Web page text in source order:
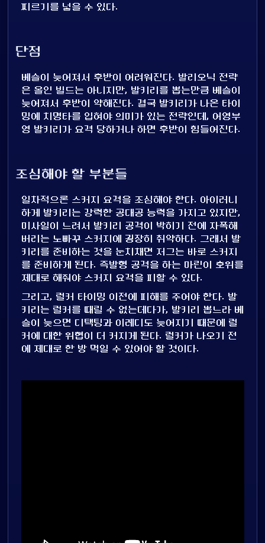
찌르기를 넣을 수 있다.
단점
베슬이 늦어져서 후반이 어려워진다. 발리오닉 전략
은 올인 빌드는 아니지만, 발키리를 뽑는만큼 베슬이
늦어져서 후반이 약해진다. 결국 발키리가 나온 타이
밍에 치명타를 입혀야 의미가 있는 전략인데, 어영부
영 발키리가 요격 당하거나 하면 후반이 힘들어진다.
조심해야 할 부분들
일차적으론 스커지 요격을 조심해야 한다. 아이러니
하게 발키리는 강력한 공대공 능력을 가지고 있지만,
미사일이 느려서 발키리 공격이 박히기 전에 자폭해
버리는 노빠꾸 스커지에 굉장히 취약하다. 그래서 발
키리를 준비하는 것을 눈치채면 저그는 바로 스커지
를 준비하게 된다. 즉발형 공격을 하는 마린이 호위를
제대로 해줘야 스커지 요격을 피할 수 있다.
그리고, 럴커 타이밍 이전에 피해를 주어야 한다. 발
키리는 럴커를 때릴 수 없는데다가, 발키리 뽑느라 베
슬이 늦으면 디택팅과 이레디도 늦어지기 때문에 럴
커에 대한 위협이 더 커지게 된다. 럴커가 나오기 전
에 제대로 한 방 먹일 수 있어야 할 것이다.